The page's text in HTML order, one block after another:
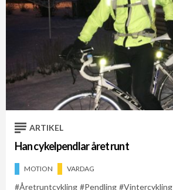
POPULÄRA TAGGAR
Motionslopp
Cykling
Cykelveckan 2025
MTB
Träning
Vättern Bike Games
MTB-Lopp
Cykelveckan 2021
Cykelveckan 2026
Åretruntcykling
ARTIKEL
Han cykelpendlar året runt
MOTION VARDAG
Åretruntcykling Pendling Vintercykling